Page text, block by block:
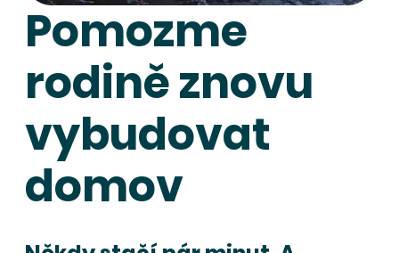
Pomozme
rodině znovu
vybudovat
domov